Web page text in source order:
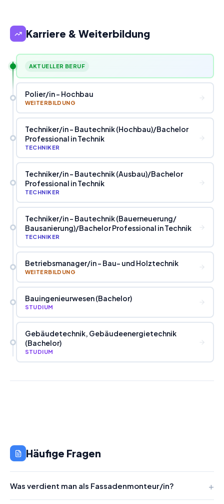
Karriere & Weiterbildung
AKTUELLER BERUF
Polier/in - Hochbau
WEITERBILDUNG
Techniker/in - Bautechnik (Hochbau)/Bachelor
Professional in Technik
TECHNIKER
Techniker/in - Bautechnik (Ausbau)/Bachelor
Professional in Technik
TECHNIKER
Techniker/in - Bautechnik (Bauerneuerung/
Bausanierung)/Bachelor Professional in Technik
TECHNIKER
Betriebsmanager/in - Bau- und Holztechnik
WEITERBILDUNG
Bauingenieurwesen (Bachelor)
STUDIUM
Gebäudetechnik, Gebäudeenergietechnik
(Bachelor)
STUDIUM
Häufige Fragen
Was verdient man als Fassadenmonteur/in?